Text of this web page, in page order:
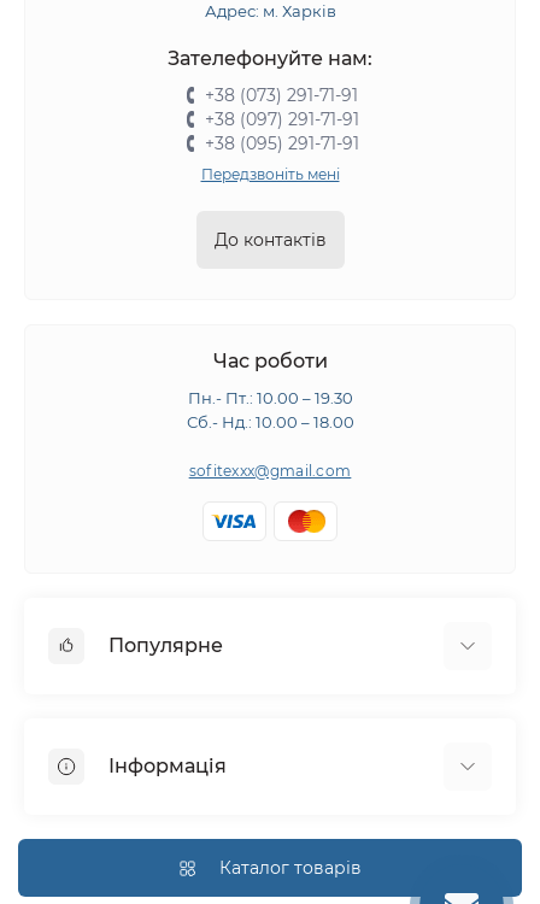
Адрес: м. Харків
Зателефонуйте нам:
+38 (073) 291-71-91
+38 (097) 291-71-91
+38 (095) 291-71-91
Передзвоніть мені
До контактів
Час роботи
Пн.- Пт.: 10.00 – 19.30
Сб.- Нд.: 10.00 – 18.00
sofitexxx@gmail.com
Популярне
Розкрійне обладнання
Виробники
Інформація
Доставка і оплата
Гарантія
Каталог товарів